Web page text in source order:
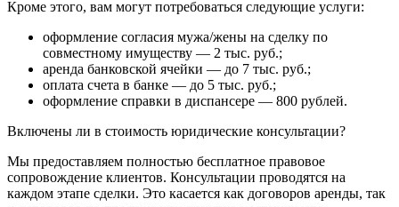
Кроме этого, вам могут потребоваться следующие услуги:
оформление согласия мужа/жены на сделку по
совместному имуществу — 2 тыс. руб.;
аренда банковской ячейки — до 7 тыс. руб.;
оплата счета в банке — до 5 тыс. руб.;
оформление справки в диспансере — 800 рублей.
Включены ли в стоимость юридические консультации?
Мы предоставляем полностью бесплатное правовое
сопровождение клиентов. Консультации проводятся на
каждом этапе сделки. Это касается как договоров аренды, так